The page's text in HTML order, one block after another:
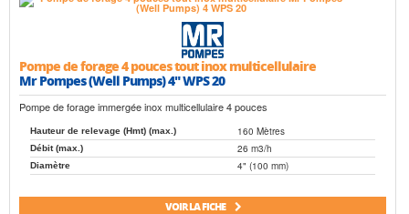
Pompe de forage 4 pouces tout inox multicellulaire
Mr Pompes (Well Pumps) 4" WPS 20
Pompe de forage immergée inox multicellulaire 4 pouces
Hauteur de relevage (Hmt) (max.) 160 Mètres
Débit (max.) 26 m3/h
Diamètre 4" (100 mm)
VOIR LA FICHE